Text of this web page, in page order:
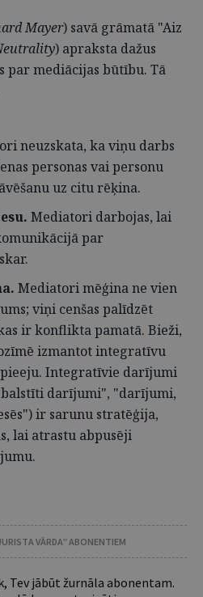
Mayer) savā grāmatā "Aiz
) apraksta dažus
par mediācijas būtību. Tā
neuzskata, ka viņu darbs
personas vai personu
uz citu rēķina.
Mediatori darbojas, lai
par
Mediatori mēģina ne vien
viņi cenšas palīdzēt
ir konflikta pamatā. Bieži,
izmantot integratīvu
Integratīvie darījumi
darījumi", "darījumi,
ir sarunu stratēģija,
lai atrastu abpusēji
VĀRDA” ABONENTIEM
Tev jābūt žurnāla abonentam.